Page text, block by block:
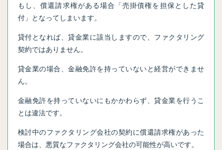
もし、償還請求権がある場合「売掛債権を担保とした貸
付」となってしまいます。
貸付となれば、貸金業に該当しますので、ファクタリング
契約ではありません。
貸金業の場合、金融免許を持っていないと経営ができませ
ん。
金融免許を持っていないにもかかわらず、貸金業を行うこ
とは違法です。
検討中のファクタリング会社の契約に償還請求権があった
場合は、悪質なファクタリング会社の可能性が高いです。